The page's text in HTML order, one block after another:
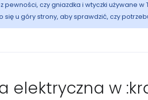
pewności, czy gniazdka i wtyczki używane
się u góry strony, aby sprawdzić, czy
elektryczna w